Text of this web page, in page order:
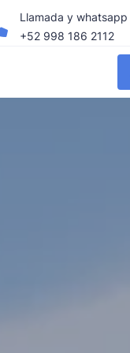
Llamada y whatsapp
+52 998 186 2112